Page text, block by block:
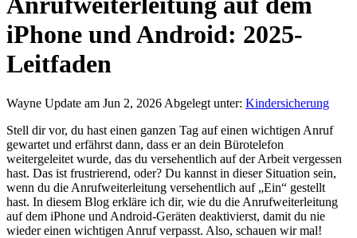
iPhone und Android: 2025-
Leitfaden
Wayne Update am Jun 2, 2026 Abgelegt unter: Kindersicherung
Stell dir vor, du hast einen ganzen Tag auf einen wichtigen Anruf
gewartet und erfährst dann, dass er an dein Bürotelefon
weitergeleitet wurde, das du versehentlich auf der Arbeit vergessen
hast. Das ist frustrierend, oder? Du kannst in dieser Situation sein,
wenn du die Anrufweiterleitung versehentlich auf „Ein“ gestellt
hast. In diesem Blog erkläre ich dir, wie du die Anrufweiterleitung
auf dem iPhone und Android-Geräten deaktivierst, damit du nie
wieder einen wichtigen Anruf verpasst. Also, schauen wir mal!